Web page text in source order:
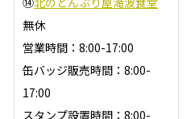
無休
営業時間：8:00-17:00
缶バッジ販売時間：8:00-
17:00
スタンプ設置時間：8:00-